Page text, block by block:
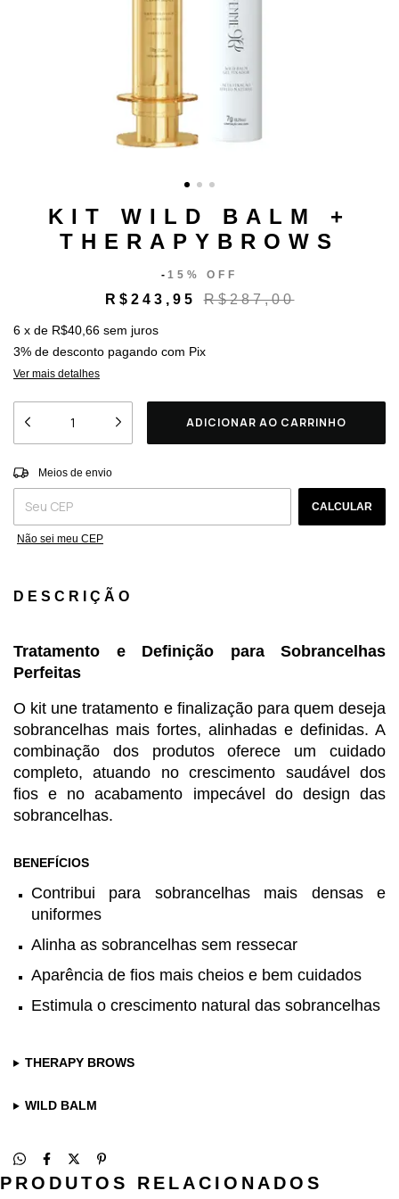
KIT WILD BALM +
THERAPYBROWS
- 15% OFF
R$243,95 R$287,00
6 x de R$40,66 sem juros
3% de desconto pagando com Pix
Ver mais detalhes
Entregas para o CEP:
Meios de envio
CALCULAR
Não sei meu CEP
DESCRIÇÃO
Tratamento e Definição para Sobrancelhas
Perfeitas
O kit une tratamento e finalização para quem deseja
sobrancelhas mais fortes, alinhadas e definidas. A
combinação dos produtos oferece um cuidado
completo, atuando no crescimento saudável dos
fios e no acabamento impecável do design das
sobrancelhas.
BENEFÍCIOS
Contribui para sobrancelhas mais densas e
uniformes
Alinha as sobrancelhas sem ressecar
Aparência de fios mais cheios e bem cuidados
Estimula o crescimento natural das sobrancelhas
THERAPY BROWS
WILD BALM
PRODUTOS RELACIONADOS